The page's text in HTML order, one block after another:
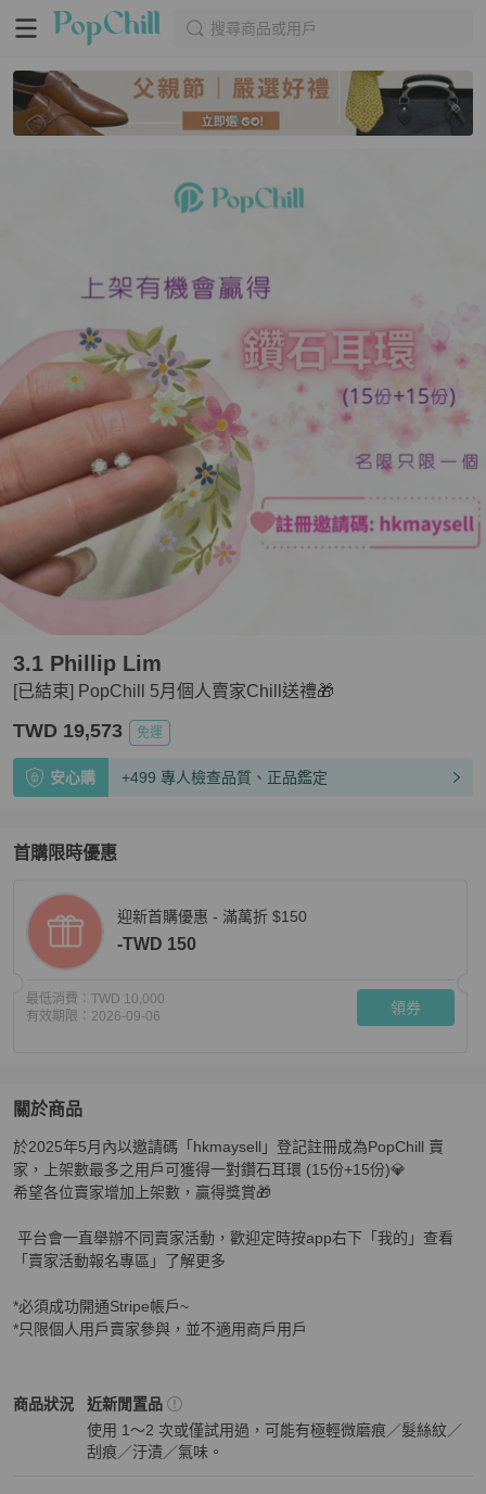
搜尋商品或用戶
[已結束] PopChill 5月個人賣家Chill送禮🎁
3.1 Phillip Lim
TWD 19,573 免運
安心購 +499 專人檢查品質、正品鑑定
首購限時優惠
迎新首購優惠 - 滿萬折 $150
-TWD 150
最低消費： TWD 10,000
有效期限： 2026-09-06 領券
關於商品
關於[已結束] PopChill 5月個人賣家Chill送禮🎁商品詳情與購
於2025年5月內以邀請碼「hkmaysell」登記註冊成為PopChill 賣
家，上架數最多之用戶可獲得一對鑽石耳環 (15份+15份)💎
希望各位賣家增加上架數，贏得獎賞🎁
平台會一直舉辦不同賣家活動，歡迎定時按app右下「我的」查看
「賣家活動報名專區」了解更多
*必須成功開通Stripe帳戶~
*只限個人用戶賣家參與，並不適用商戶用戶
商品狀況
3.1 Phillip Lim女士錢包 / 小皮件
近新閒置品
使用 1～2 次或僅試用過，可能有極輕微磨痕／髮絲紋／
刮痕／汙漬／氣味。